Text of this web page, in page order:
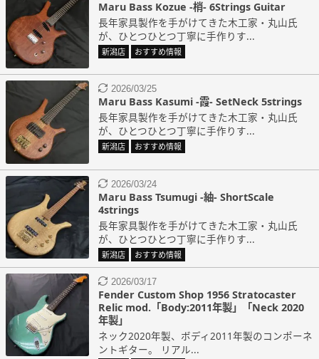
Maru Bass Kozue -梢- 6Strings Guitar
長年家具製作を手がけてきた木工家・丸山氏
が、ひとつひとつ丁寧に手作りす...
新潟店 おすすめ情報
2026/03/25
Maru Bass Kasumi -霞- SetNeck 5strings
長年家具製作を手がけてきた木工家・丸山氏
が、ひとつひとつ丁寧に手作りす...
新潟店 おすすめ情報
2026/03/24
Maru Bass Tsumugi -紬- ShortScale
4strings
長年家具製作を手がけてきた木工家・丸山氏
が、ひとつひとつ丁寧に手作りす...
新潟店 おすすめ情報
2026/03/17
Fender Custom Shop 1956 Stratocaster
Relic mod.「Body:2011年製」「Neck 2020
年製」
ネック2020年製、ボディ2011年製のコンポーネ
ントギター。 リアル...